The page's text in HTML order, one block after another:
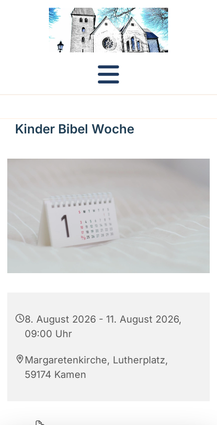
Kinder Bibel Woche
8. August 2026 - 11. August 2026,
09:00 Uhr
Margaretenkirche, Lutherplatz,
59174 Kamen